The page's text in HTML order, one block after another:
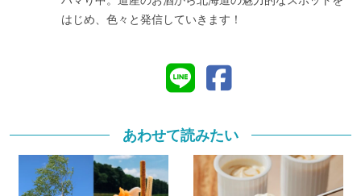
はじめ、色々と発信していきます！
あわせて読みたい